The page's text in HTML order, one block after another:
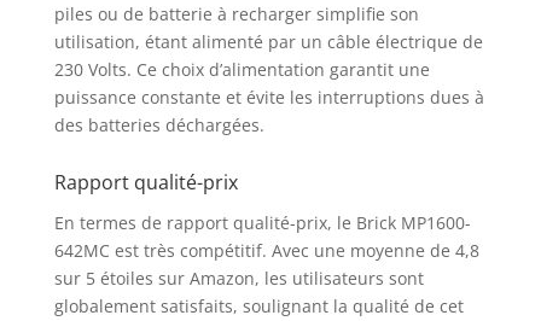
piles ou de batterie à recharger simplifie son
utilisation, étant alimenté par un câble électrique de
230 Volts. Ce choix d’alimentation garantit une
puissance constante et évite les interruptions dues à
des batteries déchargées.
Rapport qualité-prix
En termes de rapport qualité-prix, le Brick MP1600-
642MC est très compétitif. Avec une moyenne de 4,8
sur 5 étoiles sur Amazon, les utilisateurs sont
globalement satisfaits, soulignant la qualité de cet